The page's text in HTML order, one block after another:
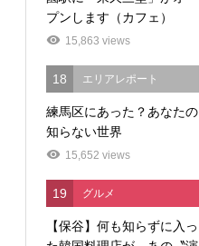
プンします（カフェ）
15,863 views
18 エリアレポート
練馬区にあった？あなたの
知らない世界
15,652 views
19 グルメ
【保谷】何も知らずに入っ